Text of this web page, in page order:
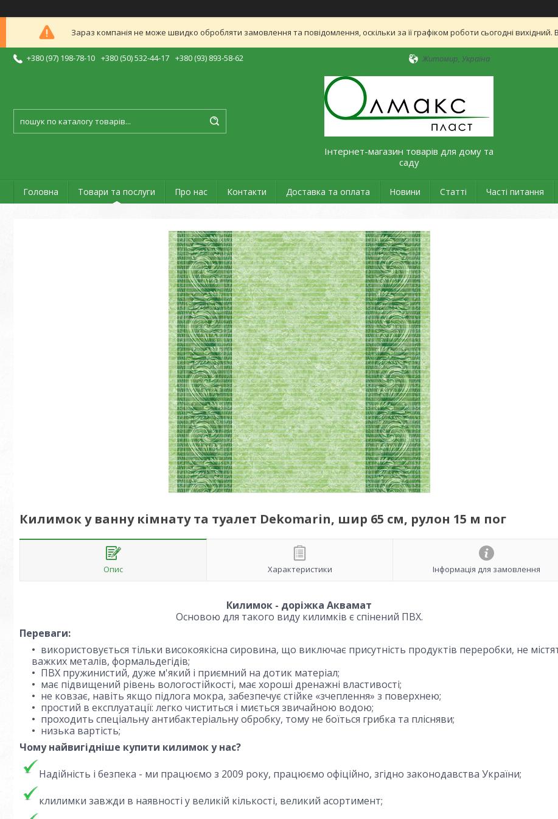
Зараз компанія не може швидко обробляти замовлення та повідомлення, оскільки за її графіком роботи сьогодні
+380 (97) 198-78-10 +380 (50) 532-44-17 +380 (93) 893-58-62 Житомир, Україна
Інтернет-магазин товарів для дому та
саду
Головна Товари та послуги Про нас Контакти Доставка та оплата Новини Статті Часті питання
Килимок у ванну кімнату та туалет Dekomarin, шир 65 см, рулон 15 м пог
Опис Характеристики Інформація для замовлення
Килимок - доріжка Аквамат
Основою для такого виду килимків є спінений ПВХ.
Переваги:
використовується тільки високоякісна сировина, що виключає присутність продуктів переробки, не
важких металів, формальдегідів;
ПВХ пружинистий, дуже м'який і приємний на дотик матеріал;
має підвищений рівень вологостійкості, має хороші дренажні властивості;
не ковзає, навіть якщо підлога мокра, забезпечує стійке «зчеплення» з поверхнею;
простий в експлуатації: легко чиститься і миється звичайною водою;
проходить спеціальну антибактеріальну обробку, тому не боїться грибка та плісняви;
низька вартість;
Чому найвигідніше купити килимок у нас?
Надійність і безпека - ми працюємо з 2009 року, працюємо офіційно, згідно законодавства України;
клилимки завжди в наявності у великій кількості, великий асортимент;